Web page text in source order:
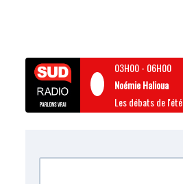
03H00- 06H00
Noémie Halioua
Les débats de l'été